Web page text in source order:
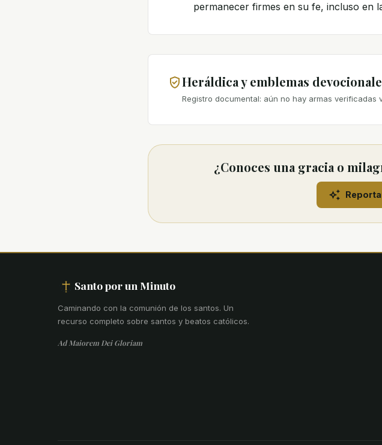
permanecer firmes en su fe, incluso en
Heráldica y emblemas
Registro documental: aún no hay armas verificadas
¿Conoces una gracia o
Santo por un Minuto
Caminando con la comunión de los santos. Un
recurso completo sobre santos y beatos católicos.
Ad Maiorem Dei Gloriam